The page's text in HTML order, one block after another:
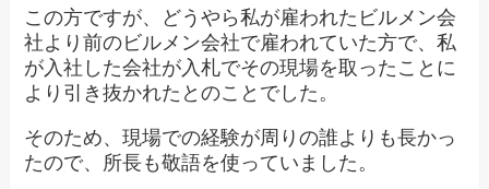
この方ですが、どうやら私が雇われたビルメン会
社より前のビルメン会社で雇われていた方で、私
が入社した会社が入札でその現場を取ったことに
より引き抜かれたとのことでした。
そのため、現場での経験が周りの誰よりも長かっ
たので、所長も敬語を使っていました。